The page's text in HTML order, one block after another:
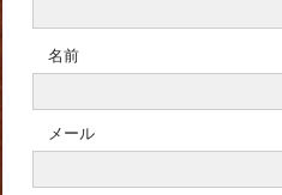
名前
メール